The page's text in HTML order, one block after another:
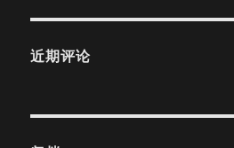
近期评论